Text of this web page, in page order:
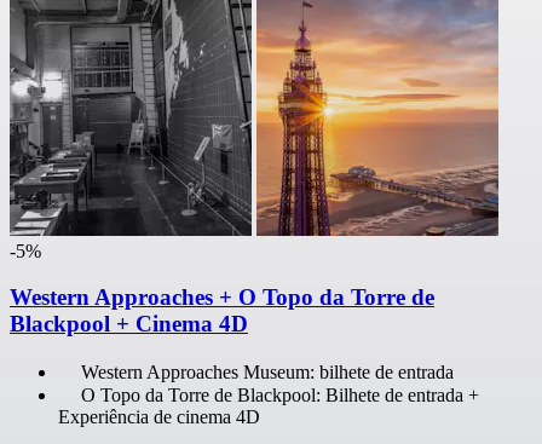
-5%
Western Approaches + O Topo da Torre de
Blackpool + Cinema 4D
Western Approaches Museum: bilhete de entrada
O Topo da Torre de Blackpool: Bilhete de entrada +
Experiência de cinema 4D